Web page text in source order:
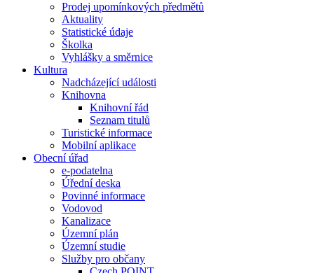
Prodej upomínkových předmětů
Aktuality
Statistické údaje
Školka
Vyhlášky a směrnice
Kultura
Nadcházející události
Knihovna
Knihovní řád
Seznam titulů
Turistické informace
Mobilní aplikace
Obecní úřad
e-podatelna
Úřední deska
Povinné informace
Vodovod
Kanalizace
Územní plán
Územní studie
Služby pro občany